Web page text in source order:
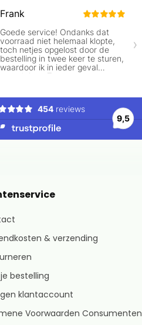
& verzending
bestelling
klantaccount
Voorwaarden Consumenten